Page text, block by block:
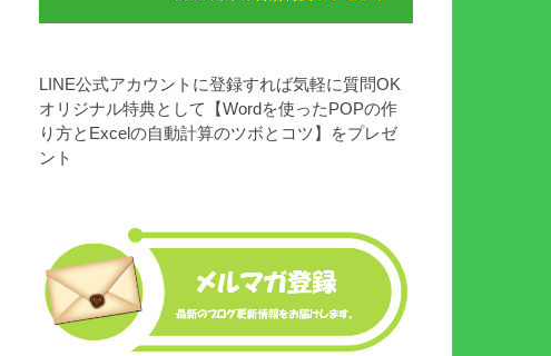
LINE公式アカウントに登録すれば気軽に質問OK
オリジナル特典として【Wordを使ったPOPの作
り方とExcelの自動計算のツボとコツ】をプレゼ
ント